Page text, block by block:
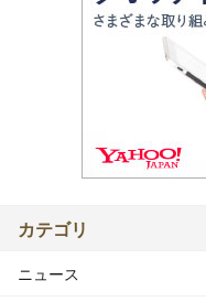
カテゴリ
ニュース